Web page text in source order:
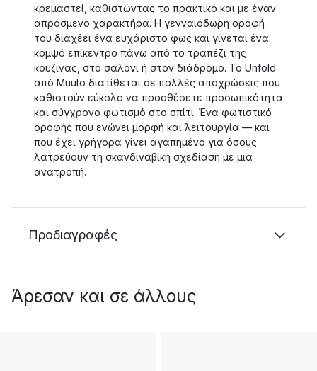
κρεμαστεί, καθιστώντας το πρακτικό και με έναν
απρόσμενο χαρακτήρα. Η γενναιόδωρη οροφή
του διαχέει ένα ευχάριστο φως και γίνεται ένα
κομψό επίκεντρο πάνω από το τραπέζι της
κουζίνας, στο σαλόνι ή στον διάδρομο. Το Unfold
από Muuto διατίθεται σε πολλές αποχρώσεις που
καθιστούν εύκολο να προσθέσετε προσωπικότητα
και σύγχρονο φωτισμό στο σπίτι. Ένα φωτιστικό
οροφής που ενώνει μορφή και λειτουργία — και
που έχει γρήγορα γίνει αγαπημένο για όσους
λατρεύουν τη σκανδιναβική σχεδίαση με μια
ανατροπή.
Προδιαγραφές
Άρεσαν και σε άλλους